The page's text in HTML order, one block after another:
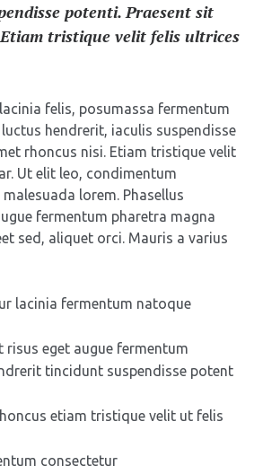
potenti. Praesent sit
tristique velit felis ultrices
felis, posumassa fermentum
hendrerit, iaculis suspendisse
rhoncus nisi. Etiam tristique velit
Ut elit leo, condimentum
lorem. Phasellus
fermentum pharetra magna
sed, aliquet orci. Mauris a varius
lacinia fermentum natoque
risus eget augue fermentum
tincidunt suspendisse potent
etiam tristique velit ut felis
consectetur